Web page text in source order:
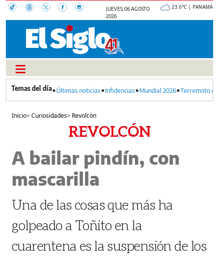
JUEVES, 06 AGOSTO
2026
23.6°C | PANAMÁ
Últimas noticias Infidencias Mundial 2026 Terremoto
Inicio>Curiosidades> Revolcón
REVOLCÓN
A bailar pindín, con
mascarilla
Una de las cosas que más ha
golpeado a Toñito en la
cuarentena es la suspensión de los